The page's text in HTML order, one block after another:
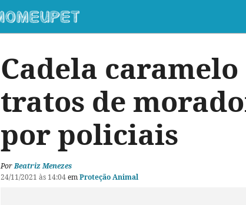
Cadela
tratos de
por policiais
PorBeatriz Menezes
24/11/2021 às 14:04emProteção Animal